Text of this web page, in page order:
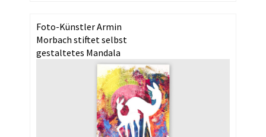
Foto-Künstler Armin
Morbach stiftet selbst
gestaltetes Mandala